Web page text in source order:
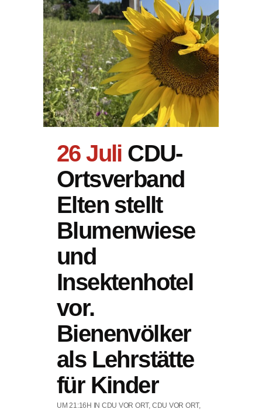
26 Juli CDU-
Ortsverband
Elten stellt
Blumenwiese
und
Insektenhotel
vor.
Bienenvölker
als Lehrstätte
für Kinder
UM 21:16H IN CDU VOR ORT, CDU VOR ORT,